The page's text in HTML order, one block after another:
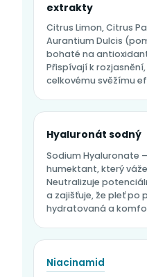
extrakty
Citrus Limon, Citrus
Aurantium Dulcis
bohaté na
Přispívají k
celkovému svěžímu
Hyaluronát sodný
Sodium Hyaluronate
humektant, který
Neutralizuje
a zajišťuje, že pleť po
hydratovaná a
Niacinamid